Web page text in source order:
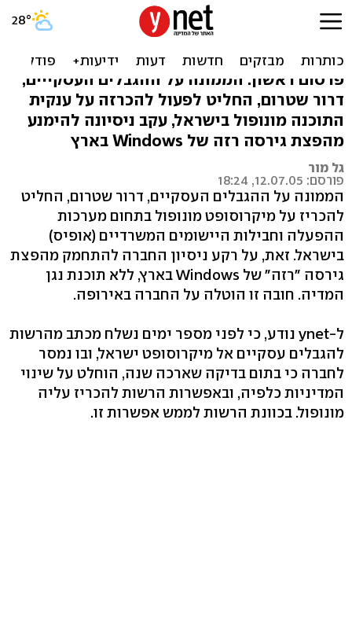
מיקרוסופט ישראל תוכרז
פרסום ראשון: הממונה על ההגבלים העסקייים,
דרור שטרום, החליט לפעול להכרזה על ענקית
התוכנה מונופול בישראל, עקב ניסיונה להימנע
מהפצת גירסה רזה של Windows בארץ
גל מור
פורסם: 12.07.05, 18:24
הממונה על ההגבלים העסקיים, דרור שטרום, החליט
להכריז על מיקרוסופט מונופול בתחום מערכות
ההפעלה וחבילות היישומים המשרדיים (אופיס)
בישראל. זאת, על רקע ניסיון החברה להתחמק מהפצת
גירסה "רזה" של Windows בארץ, ללא תוכנת נגן
המדיה. חובה זו הוטלה על החברה באירופה.
ל-ynet נודע, כי לפני מספר ימים נשלח מכתב מהרשות
להגבלים עסקיים אל מיקרוסופט ישראל, ובו נמסר
לחברה כי בתום בדיקה שארכה שנה, הוחלט על שינוי
המדיניות כלפיה, ובאפשרות הרשות להכריז עליה
מונופול. בכוונת הרשות לממש אפשרות זו.